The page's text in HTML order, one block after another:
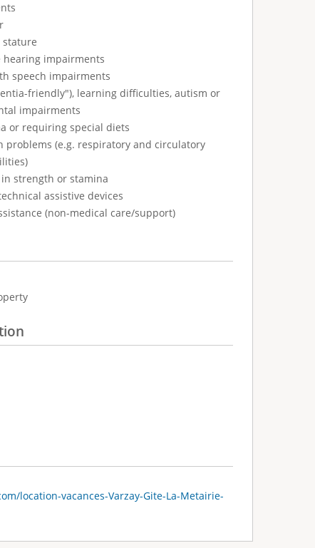
stature
hearing impairments
speech impairments
friendly"), learning difficulties, autism or
impairments
or requiring special diets
problems (e.g. respiratory and circulatory
strength or stamina
assistive devices
(non-medical care/support)
location-vacances-Varzay-Gite-La-Metairie-